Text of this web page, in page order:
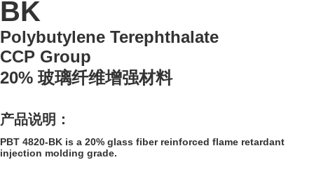
BK
Polybutylene Terephthalate
CCP Group
20% 玻璃纤维增强材料
产品说明：
PBT 4820-BK is a 20% glass fiber reinforced flame retardant
injection molding grade.